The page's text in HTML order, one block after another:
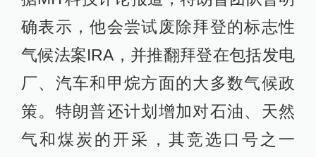
确表示，他会尝试废除拜登的标志性
气候法案IRA，并推翻拜登在包括发电
厂、汽车和甲烷方面的大多数气候政
策。特朗普还计划增加对石油、天然
气和煤炭的开采，其竞选口号之一